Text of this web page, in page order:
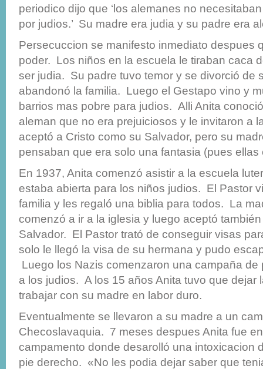
periodico dijo que ‘los alemanes no
por judios.’ Su madre era judia y su padre era
Persecuccion se manifesto inmediato despues
poder. Los niños en la escuela le tiraban caca
ser judia. Su padre tuvo temor y se divorció de
abandonó la familia. Luego el Gestapo vino y
barrios mas pobre para judios. Alli Anita
aleman que no era prejuiciosos y le invitaron a
aceptó a Cristo como su Salvador, pero su
pensaban que era solo una fantasia (pues ellas
En 1937, Anita comenzó asistir a la escuela
estaba abierta para los niños judios. El Pastor
familia y les regaló una biblia para todos. La
comenzó a ir a la iglesia y luego aceptó
Salvador. El Pastor trató de conseguir visas
solo le llegó la visa de su hermana y pudo
Luego los Nazis comenzaron una campaña de
a los judios. A los 15 años Anita tuvo que dejar
trabajar con su madre en labor duro.
Eventualmente se llevaron a su madre a un
Checoslavaquia. 7 meses despues Anita fue
campamento donde desarolló una intoxicacion
pie derecho. «No les podia dejar saber que